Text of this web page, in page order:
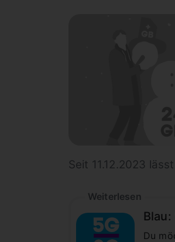
Seit 11.12.2023
Weiterlesen
Du